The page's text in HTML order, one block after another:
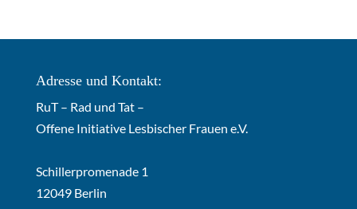
Adresse und Kontakt:
RuT – Rad und Tat –
Offene Initiative Lesbischer Frauen e.V.
Schillerpromenade 1
12049 Berlin